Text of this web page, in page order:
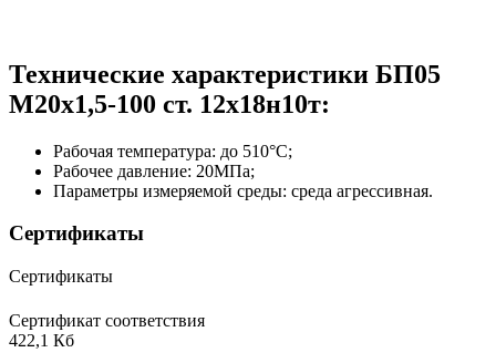
Технические характеристики БП05
М20х1,5-100 ст. 12х18н10т:
Рабочая температура: до 510°С;
Рабочее давление: 20МПа;
Параметры измеряемой среды: среда агрессивная.
Сертификаты
Сертификаты
Сертификат соответствия
422,1 Кб